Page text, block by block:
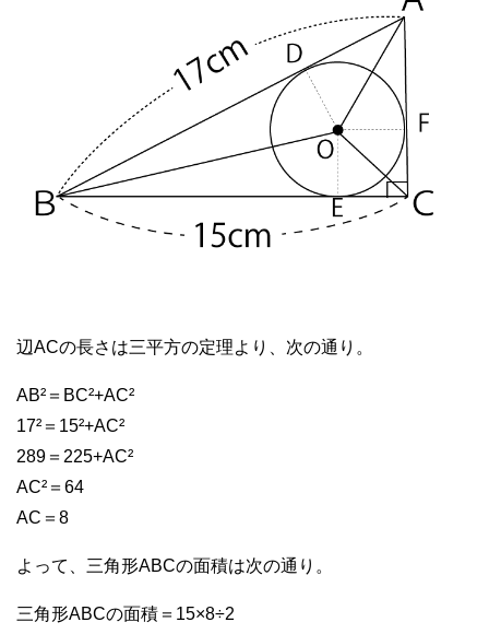
辺ACの長さは三平方の定理より、次の通り。
AB²＝BC²+AC²
17²＝15²+AC²
289＝225+AC²
AC²＝64
AC＝8
よって、三角形ABCの面積は次の通り。
三角形ABCの面積＝15×8÷2